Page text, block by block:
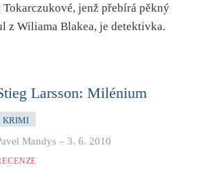
jenž přebírá pěkný
z Wiliama Blakea, je detektivka.
Larsson: Milénium
KRIMI
Mandys – 3. 6. 2010